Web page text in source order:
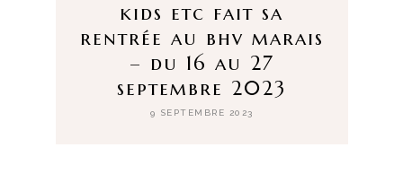
kids etc fait sa
rentrée au bhv marais
– du 16 au 27
septembre 2023
9 SEPTEMBRE 2023